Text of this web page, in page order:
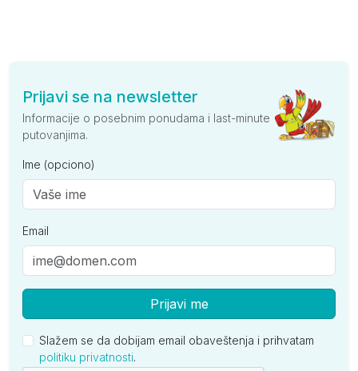
Prijavi se na newsletter
Informacije o posebnim ponudama i last-minute
putovanjima.
Ime (opciono)
Email
Prijavi me
Slažem se da dobijam email obaveštenja i prihvatam
politiku privatnosti.